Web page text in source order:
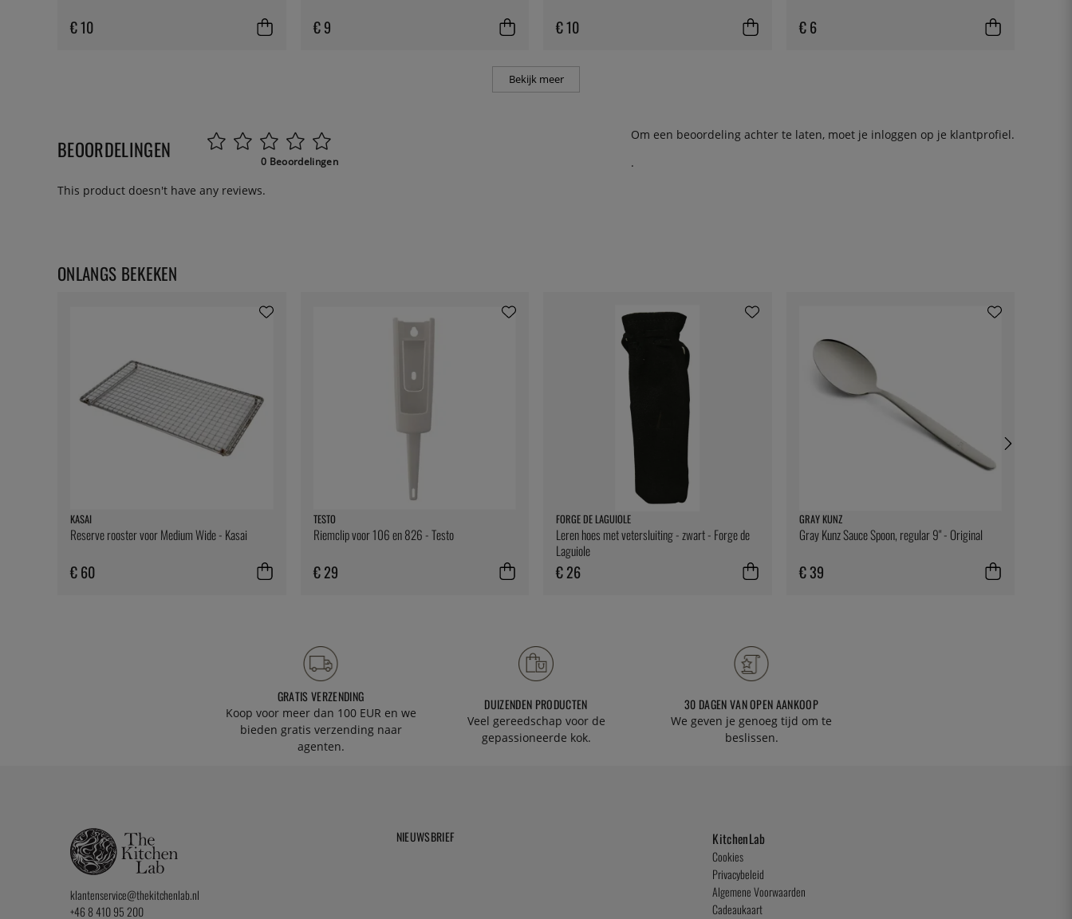
€ 10 € 9 € 10 € 6
Bekijk meer
BEOORDELINGEN 0 Beoordelingen
Om een beoordeling achter te laten, moet je inloggen op je klantprofiel.
.
This product doesn't have any reviews.
ONLANGS BEKEKEN
KASAI
Reserve rooster voor Medium Wide - Kasai
€ 60
TESTO
Riemclip voor 106 en 826 - Testo
€ 29
FORGE DE LAGUIOLE
Leren hoes met vetersluiting - zwart - Forge de
Laguiole
€ 26
GRAY KUNZ
Gray Kunz Sauce Spoon, regular 9" - Original
€ 39
GRATIS VERZENDING
Koop voor meer dan 100 EUR en we
bieden gratis verzending naar
agenten.
DUIZENDEN PRODUCTEN
Veel gereedschap voor de
gepassioneerde kok.
30 DAGEN VAN OPEN AANKOOP
We geven je genoeg tijd om te
beslissen.
klantenservice@thekitchenlab.nl
+46 8 410 95 200
NIEUWSBRIEF KitchenLab
Cookies
Privacybeleid
Algemene Voorwaarden
Cadeaukaart